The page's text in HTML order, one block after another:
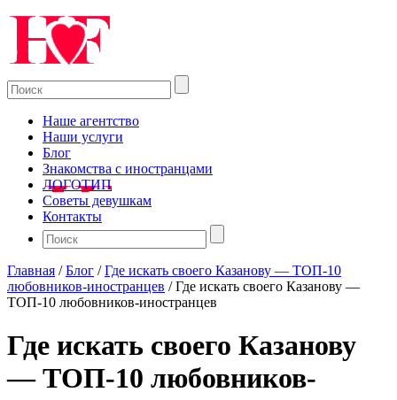
Наше агентство
Наши услуги
Блог
Знакомства с иностранцами
ЛОГОТИП
Советы девушкам
Контакты
Главная /Блог /Где искать своего Казанову — ТОП-10
любовников-иностранцев /Где искать своего Казанову —
ТОП-10 любовников-иностранцев
Где искать своего Казанову
— ТОП-10 любовников-